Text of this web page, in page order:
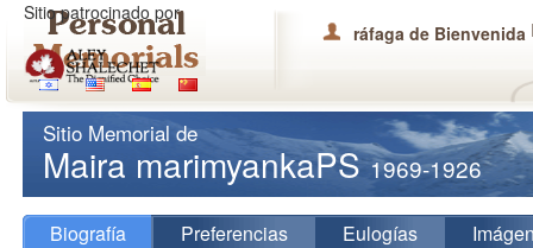
Sitio patrocinado por
ráfaga de Bienvenida
Sitio Memorial de
Maira marimyankaPS1969-1926
Biografía Preferencias Eulogías